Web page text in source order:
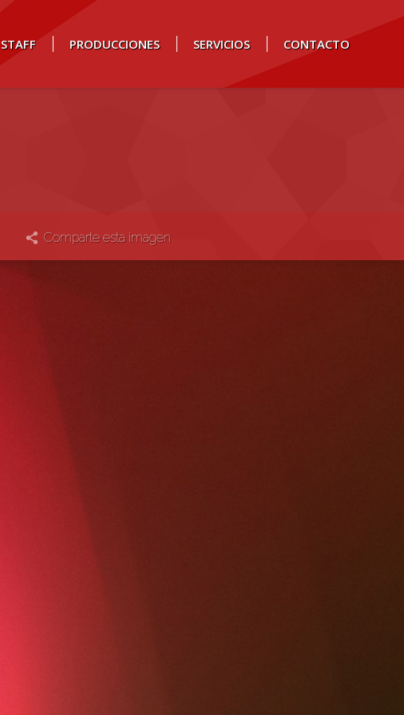
STAFF PRODUCCIONES SERVICIOS CONTACTO
Comparte esta imagen